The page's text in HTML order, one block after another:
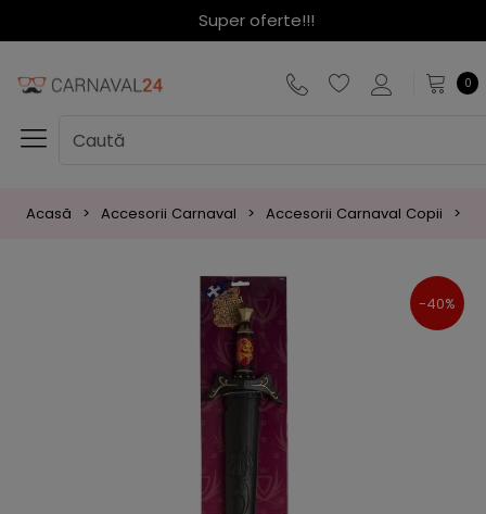
Super oferte!!!
0
Acasă Accesorii Carnaval Accesorii Carnaval Copii
-40%